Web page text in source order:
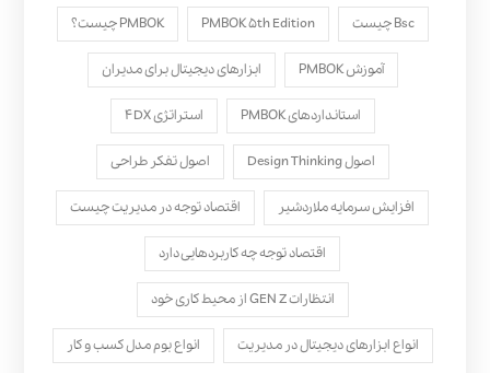
Bsc چیست PMBOK ۵th Edition PMBOK چیست؟
آموزش PMBOK ابزارهای دیجیتال برای مدیران
استانداردهای PMBOK استراتژی ۴DX
اصول Design Thinking اصول تفکر طراحی
افزایش سرمایه ملاردشیر اقتصاد توجه در مدیریت چیست
اقتصاد توجه چه کاربردهایی دارد
انتظارات GEN Z از محیط کاری خود
انواع ابزارهای دیجیتال در مدیریت انواع بوم مدل کسب‌ و کار